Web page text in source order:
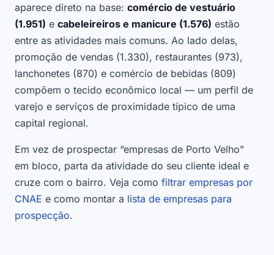
aparece direto na base: comércio de vestuário
(1.951) e cabeleireiros e manicure (1.576) estão
entre as atividades mais comuns. Ao lado delas,
promoção de vendas (1.330), restaurantes (973),
lanchonetes (870) e comércio de bebidas (809)
compõem o tecido econômico local — um perfil de
varejo e serviços de proximidade típico de uma
capital regional.
Em vez de prospectar “empresas de Porto Velho”
em bloco, parta da atividade do seu cliente ideal e
cruze com o bairro. Veja como filtrar empresas por
CNAE e como montar a lista de empresas para
prospecção.